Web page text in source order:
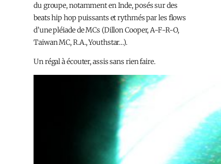
du groupe, notamment en Inde, posés sur des
beats hip hop puissants et rythmés par les flows
d’une pléiade de MCs (Dillon Cooper, A-F-R-O,
Taiwan MC, R.A., Youthstar…).
Un régal à écouter, assis sans rien faire.